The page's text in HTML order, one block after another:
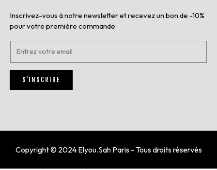
Inscrivez-vous à notre newsletter et recevez un bon de -10%
pour votre première commande
E
t
r
z
S'INSCRIRE
Copyright © 2024 Elyou.Sah Paris - Tous droits réservés